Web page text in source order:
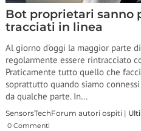
Bot proprietari sanno
tracciati in linea
Al giorno d'oggi la maggior parte
regolarmente essere rintracciato
Praticamente tutto quello che
soprattutto quando siamo
da qualche parte. In…
SensorsTechForum autori ospiti |
0 Commenti